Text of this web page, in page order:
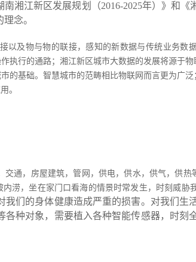
湘江新区发展规划（2016-2025年）》和
念。
以及物与物的联接，感知的新数据与传统业务数
执行的通路；湘江新区城市大数据的发展将源于
的基础。智慧城市的范畴相比物联网而言更为广
。
通，房屋建筑，管网，供电，供水，供气，供
涝，坐在家门口看海的情景时常发生，时刻威胁
们的身体健康造成严重的损害。对我们生
种对象，需要植入各种智能传感器，时刻